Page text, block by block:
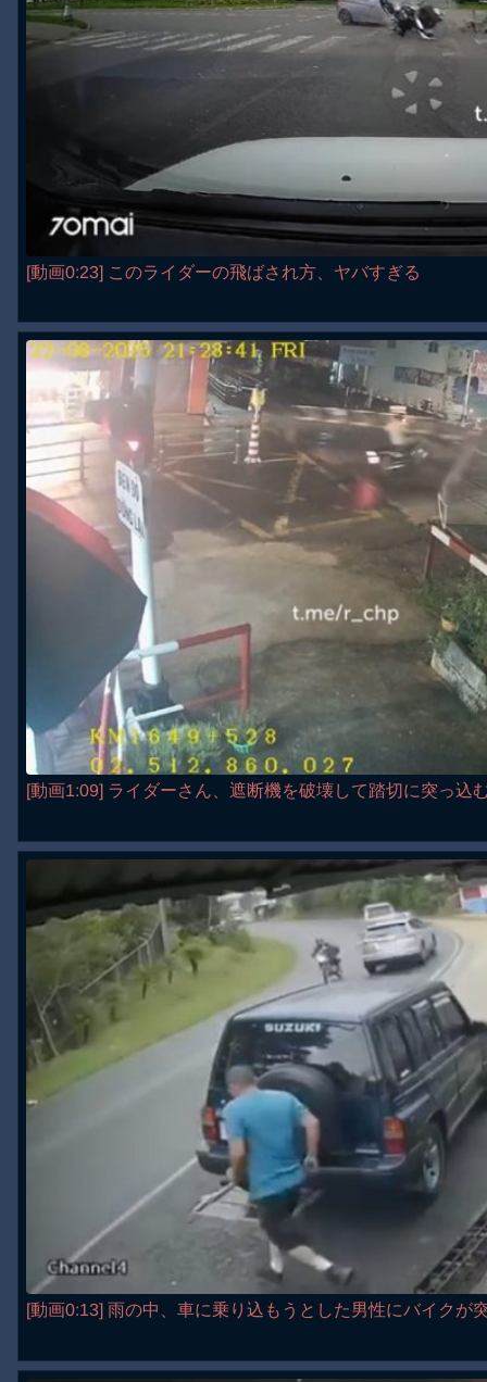
[動画0:23] このライダーの飛ばされ方、ヤバすぎる
[動画1:09] ライダーさん、遮断機を破壊して踏切に突っ込
[動画0:13] 雨の中、車に乗り込もうとした男性にバイクが